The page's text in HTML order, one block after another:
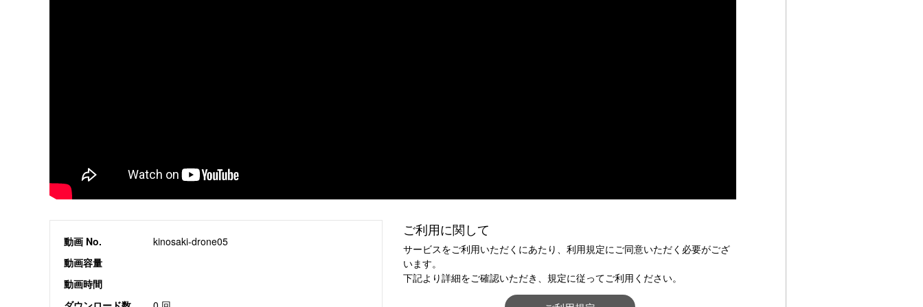
動画 No.
kinosaki-drone05
動画容量
動画時間
ご利用に関して
サービスをご利用いただくにあたり、利用規定にご同意いただく必要がござ
います。
下記より詳細をご確認いただき、規定に従ってご利用ください。